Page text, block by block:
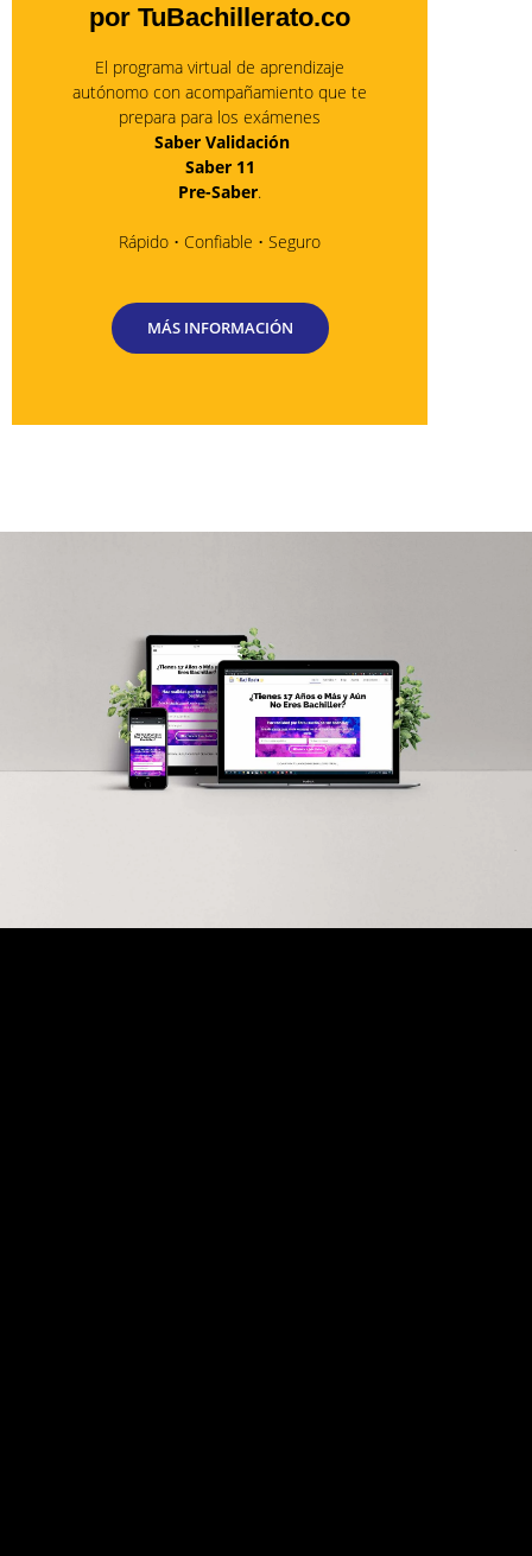
por TuBachillerato.co
El programa virtual de aprendizaje
autónomo con acompañamiento que te
prepara para los exámenes
Saber Validación
Saber 11
Pre-Saber.
Rápido • Confiable • Seguro
MÁS INFORMACIÓN